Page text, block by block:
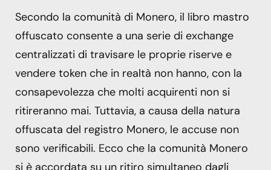
Secondo la comunità di Monero, il libro mastro
offuscato consente a una serie di exchange
centralizzati di travisare le proprie riserve e
vendere token che in realtà non hanno, con la
consapevolezza che molti acquirenti non si
ritireranno mai. Tuttavia, a causa della natura
offuscata del registro Monero, le accuse non
sono verificabili. Ecco che la comunità Monero
si è accordata su un ritiro simultaneo dagli